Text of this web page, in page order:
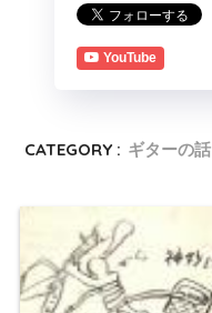
YouTube
CATEGORY : ギターの話